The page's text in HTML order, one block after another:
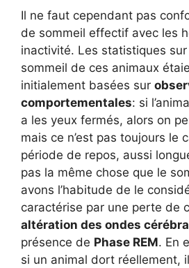
Il ne faut cependant pas
de sommeil effectif avec les
inactivité. Les statistiques
sommeil de ces animaux
initialement basées sur
comportementales: si
a les yeux fermés, alors on
mais ce n’est pas toujours le
période de repos, aussi
pas la même chose que le
avons l’habitude de le
caractérise par une perte de
altération des ondes
présence de Phase REM. En
si un animal dort réellement,